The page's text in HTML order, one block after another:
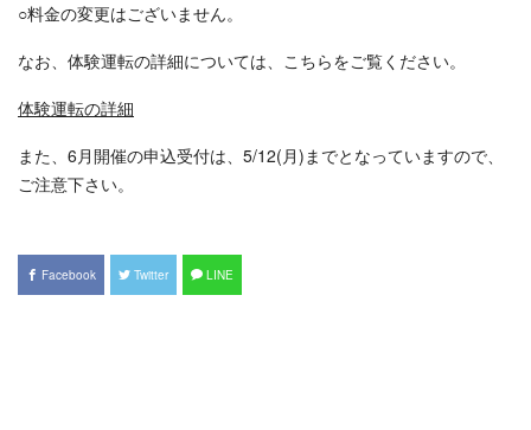
○料金の変更はございません。
なお、体験運転の詳細については、こちらをご覧ください。
体験運転の詳細
また、6月開催の申込受付は、5/12(月)までとなっていますので、
ご注意下さい。
Facebook Twitter LINE